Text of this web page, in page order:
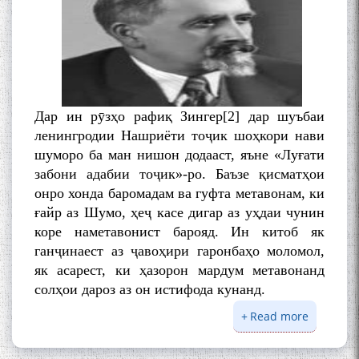
Дар ин рӯзҳо рафиқ Зингер[2] дар шуъбаи
ленингродии Нашриёти тоҷик шоҳкори нави
шуморо ба ман нишон додааст, яъне «Луғати
забони адабии тоҷик»-ро. Баъзе қисматҳои
онро хонда баромадам ва гуфта метавонам, ки
ғайр аз Шумо, ҳеҷ касе дигар аз уҳдаи чунин
коре наметавонист барояд. Ин китоб як
ганҷинаест аз ҷавоҳири гаронбаҳо моломол,
як асарест, ки ҳазорон мардум метавонанд
солҳои дароз аз он истифода кунанд.
Read more
НОМАИ
БА МУНОСИБАТИ
БУЗУРГДОШТИ РӮЗИ РӮДАКӢ
Дар Академияи миллии
илмҳои Тоҷикистон бахшида
ба 100-солагии мунаққиду
адабиётшинос Соҳиб
Табаров ҳамоиши илмӣ-
назариявӣ баргузор гардид.
МАВЛОНО ҶАЛОЛИДДИНИ